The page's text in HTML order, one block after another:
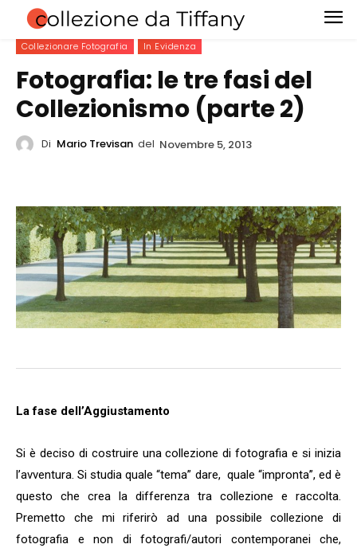
Collezionare Fotografia In Evidenza
Fotografia: le tre fasi del
Collezionismo (parte 2)
Di Mario Trevisan del Novembre 5, 2013
La fase dell’Aggiustamento
Si è deciso di costruire una collezione di fotografia e si inizia
l’avventura. Si studia quale “tema” dare, quale “impronta”, ed è
questo che crea la differenza tra collezione e raccolta.
Premetto che mi riferirò ad una possibile collezione di
fotografia e non di fotografi/autori contemporanei che,